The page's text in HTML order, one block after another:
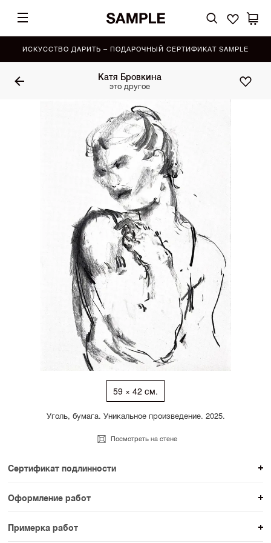
ИСКУССТВО ДАРИТЬ – ПОДАРОЧНЫЙ СЕРТИФИКАТ SAMPLE
Катя Бровкина
это другое
59 × 42 см.
Уголь, бумага. Уникальное произведение. 2025.
Посмотреть на стене
Сертификат подлинности
К каждому авторскому произведению мы
прикладываем сертификат подлинности. Для товаров
раздела SAMPLE СЕРИЯ сертификаты не
Оформление работ
При покупке произведения вы можете выбрать и
оплатить вариант оформления. На сайте доступен
Примерка работ